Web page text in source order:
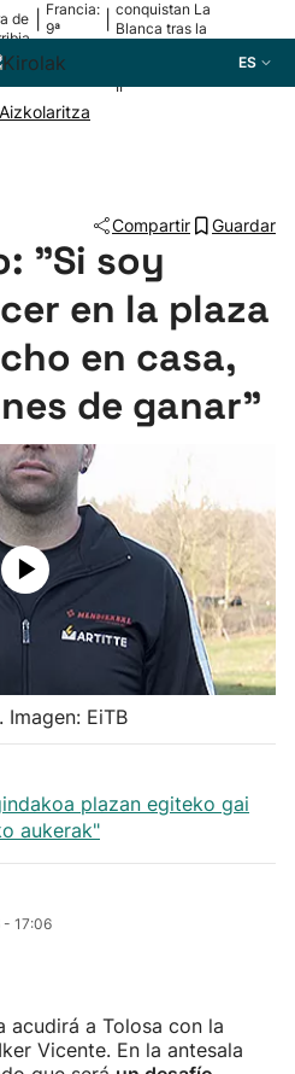
de
Francia:
9ª
conquistan La
Blanca tras la
II
ES
Aizkolaritza
Compartir Guardar
"Si soy
en la plaza
en casa,
de ganar"
EiTB
plazan egiteko gai
aukerak"
17:06
acudirá a Tolosa con la
Vicente. En la antesala